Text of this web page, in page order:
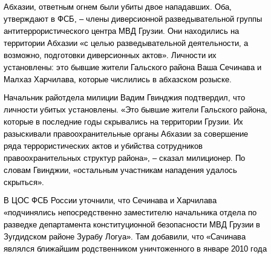
Абхазии, ответным огнем были убиты двое нападавших. Оба,
утверждают в ФСБ, – члены диверсионной разведывательной группы
антитеррористического центра МВД Грузии. Они находились на
территории Абхазии «с целью разведывательной деятельности, а
возможно, подготовки диверсионных актов». Личности их
установлены: это бывшие жители Гальского района Ваша Сечинава и
Малхаз Харчилава, которые числились в абхазском розыске.
Начальник райотдела милиции Вадим Гвинджия подтвердил, что
личности убитых установлены. «Это бывшие жители Гальского района,
которые в последние годы скрывались на территории Грузии. Их
разыскивали правоохранительные органы Абхазии за совершение
ряда террористических актов и убийства сотрудников
правоохранительных структур района», – сказал милиционер. По
словам Гвинджии, «остальным участникам нападения удалось
скрыться».
В ЦОС ФСБ России уточнили, что Сечинава и Харчилава
«подчинялись непосредственно заместителю начальника отдела по
разведке департамента конституционной безопасности МВД Грузии в
Зугдидском районе Зурабу Логуа». Там добавили, что «Сачинава
являлся ближайшим родственником уничтоженного в январе 2010 года